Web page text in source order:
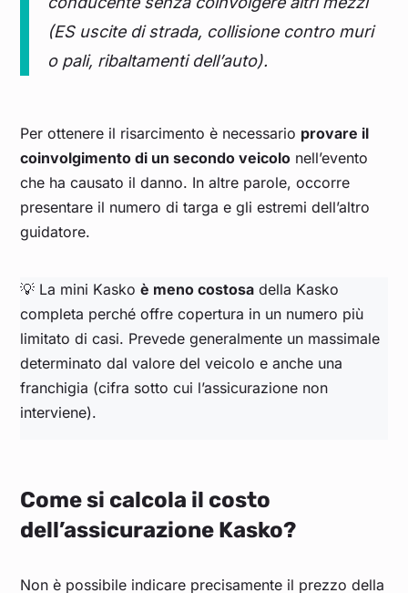
(ES uscite di strada, collisione contro muri
o pali, ribaltamenti dell’auto).
Per ottenere il risarcimento è necessario provare il
coinvolgimento di un secondo veicolo nell’evento
che ha causato il danno. In altre parole, occorre
presentare il numero di targa e gli estremi dell’altro
guidatore.
💡 La mini Kaskoè meno costosa della Kasko
completa perché offre copertura in un numero più
limitato di casi. Prevede generalmente un massimale
determinato dal valore del veicolo e anche una
franchigia (cifra sotto cui l’assicurazione non
interviene).
Come si calcola il costo
dell’assicurazione Kasko?
Non è possibile indicare precisamente il prezzo della